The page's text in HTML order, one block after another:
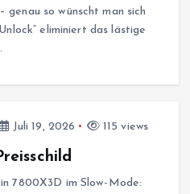
genau so wünscht man sich
eliminiert das lästige
Juli 19, 2026 115 views
7800X3D im Slow-Mode: